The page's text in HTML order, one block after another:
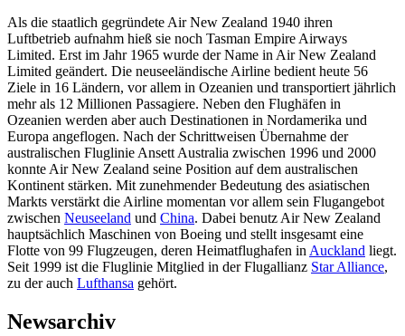
Als die staatlich gegründete Air New Zealand 1940 ihren
Luftbetrieb aufnahm hieß sie noch Tasman Empire Airways
Limited. Erst im Jahr 1965 wurde der Name in Air New Zealand
Limited geändert. Die neuseeländische Airline bedient heute 56
Ziele in 16 Ländern, vor allem in Ozeanien und transportiert jährlich
mehr als 12 Millionen Passagiere. Neben den Flughäfen in
Ozeanien werden aber auch Destinationen in Nordamerika und
Europa angeflogen. Nach der Schrittweisen Übernahme der
australischen Fluglinie Ansett Australia zwischen 1996 und 2000
konnte Air New Zealand seine Position auf dem australischen
Kontinent stärken. Mit zunehmender Bedeutung des asiatischen
Markts verstärkt die Airline momentan vor allem sein Flugangebot
zwischen Neuseeland und China. Dabei benutz Air New Zealand
hauptsächlich Maschinen von Boeing und stellt insgesamt eine
Flotte von 99 Flugzeugen, deren Heimatflughafen in Auckland liegt.
Seit 1999 ist die Fluglinie Mitglied in der Flugallianz Star Alliance,
zu der auch Lufthansa gehört.
Newsarchiv